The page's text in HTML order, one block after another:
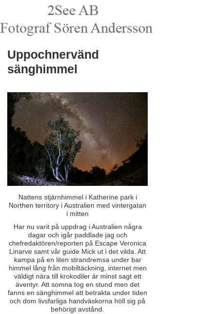
Uppochnervänd
sänghimmel
Nattens stjärnhimmel i Katherine park i
Northen territory i Australien med vintergatan
i mitten
Har nu varit på uppdrag i Australien några
dagar och igår paddlade jag och
chefredaktören/reporten på Escape Veronica
Linarve samt vår guide Mick ut i det vilda. Att
kampa på en liten strandremsa under bar
himmel lång från mobiltäckning, internet men
väldigt nära till krokodiler är minst sagt ett
äventyr. Att somna tog en stund men det
fanns en sänghimmel att betrakta under tiden
och dom livsfarliga handväskorna höll sig på
behörigt avstånd.